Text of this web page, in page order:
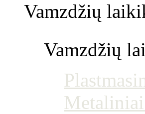
Vamzdžių
Vamzdžių